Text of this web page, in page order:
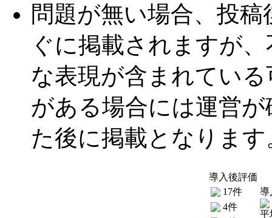
問題が無い場合、投稿
ぐに掲載されますが
な表現が含まれている
がある場合には運営が
た後に掲載となります
導入後評価
17件
4件
導
平